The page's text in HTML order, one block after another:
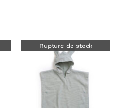
Rupture de stock